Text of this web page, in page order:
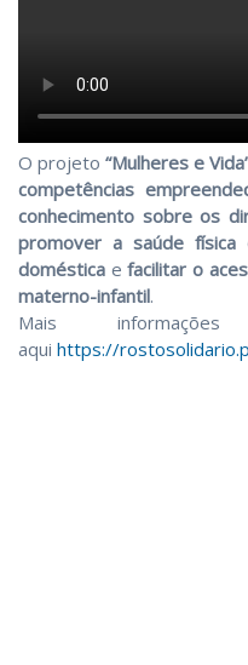
O projeto“Mulheres e
competências
conhecimento sobre os
promover a saúde física
doméstica efacilitar o
materno-infantil.
Mais
aqui https://